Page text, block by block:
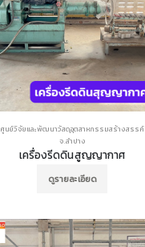
ศูนย์วิจัยและพัฒนาวัสดุอุตสาหกรรมสร้างสรรค์
จ.ลำปาง
เครื่องรีดดินสูญญากาศ
ดูรายละเอียด